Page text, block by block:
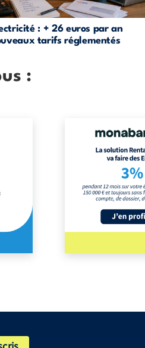
: + 26 euros par an
tarifs réglementés
: